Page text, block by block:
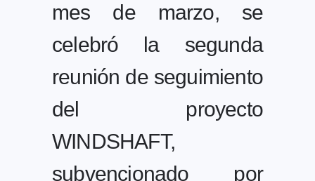
mes de marzo, se
celebró la segunda
reunión de seguimiento
del proyecto
WINDSHAFT,
subvencionado por